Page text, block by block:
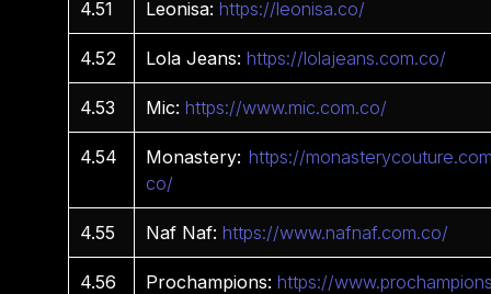
4.51 Leonisa: https://leonisa.co/
4.52 Lola Jeans: https://lolajeans.com.co/
4.53 Mic: https://www.mic.com.co/
4.54 Monastery: https://
co/
4.55 Naf Naf: https://www.nafnaf.com.co/
4.56 Prochampions: https://